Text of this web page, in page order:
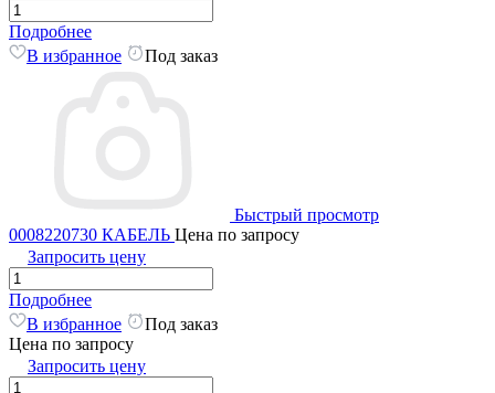
Подробнее
В избранное
Под заказ
Быстрый просмотр
0008220730 КАБЕЛЬ Цена по запросу
Запросить цену
Подробнее
В избранное
Под заказ
Цена по запросу
Запросить цену